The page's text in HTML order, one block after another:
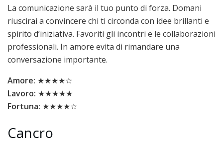
La comunicazione sarà il tuo punto di forza. Domani
riuscirai a convincere chi ti circonda con idee brillanti e
spirito d’iniziativa. Favoriti gli incontri e le collaborazioni
professionali. In amore evita di rimandare una
conversazione importante.
Amore: ★★★★☆
Lavoro: ★★★★★
Fortuna: ★★★★☆
Cancro